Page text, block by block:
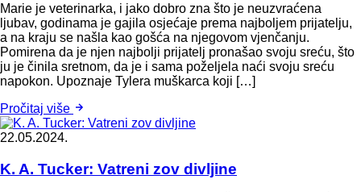
Marie je veterinarka, i jako dobro zna što je neuzvraćena
ljubav, godinama je gajila osjećaje prema najboljem prijatelju,
a na kraju se našla kao gošća na njegovom vjenčanju.
Pomirena da je njen najbolji prijatelj pronašao svoju sreću, što
ju je činila sretnom, da je i sama poželjela naći svoju sreću
napokon. Upoznaje Tylera muškarca koji […]
Pročitaj više
22.05.2024.
K. A. Tucker: Vatreni zov divljine